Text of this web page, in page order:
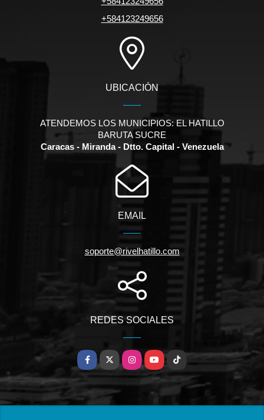
+584123249656
UBICACIÓN
ATENDEMOS LOS MUNICIPIOS: EL HATILLO
BARUTA SUCRE
Caracas - Miranda - Dtto. Capital - Venezuela
EMAIL
soporte@rivelhatillo.com
REDES SOCIALES
Facebook
X InstagramYouTubeTikTok